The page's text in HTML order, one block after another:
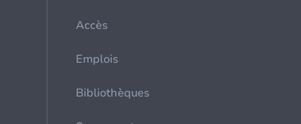
Accès
Emplois
Bibliothèques